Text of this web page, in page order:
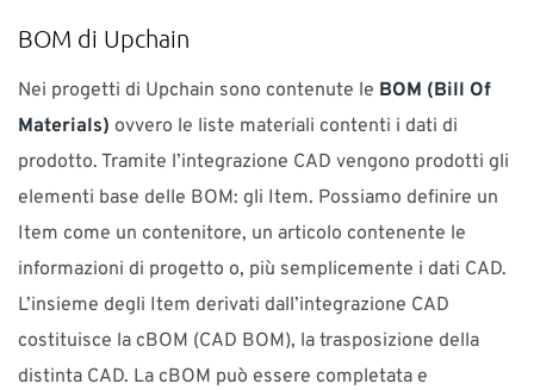
BOM di Upchain
Nei progetti di Upchain sono contenute le BOM (Bill Of
Materials) ovvero le liste materiali contenti i dati di
prodotto. Tramite l’integrazione CAD vengono prodotti gli
elementi base delle BOM: gli Item. Possiamo definire un
Item come un contenitore, un articolo contenente le
informazioni di progetto o, più semplicemente i dati CAD.
L’insieme degli Item derivati dall’integrazione CAD
costituisce la cBOM (CAD BOM), la trasposizione della
distinta CAD. La cBOM può essere completata e